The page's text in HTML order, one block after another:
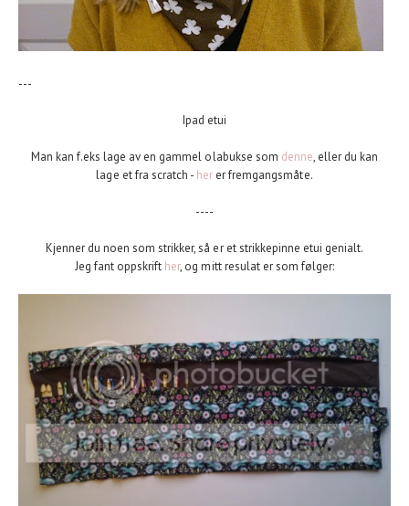
---
Ipad etui
Man kan f.eks lage av en gammel olabukse som denne, eller du kan
lage et fra scratch - her er fremgangsmåte.
----
Kjenner du noen som strikker, så er et strikkepinne etui genialt.
Jeg fant oppskrift her, og mitt resulat er som følger: